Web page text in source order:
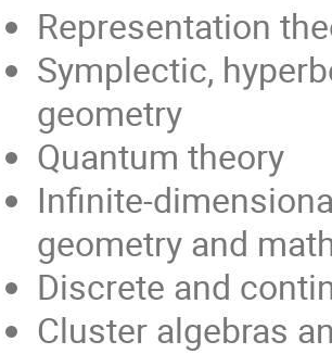
Representation
Symplectic,
geometry
Quantum theory
Infinite-
geometry and
Discrete and
Cluster algebras